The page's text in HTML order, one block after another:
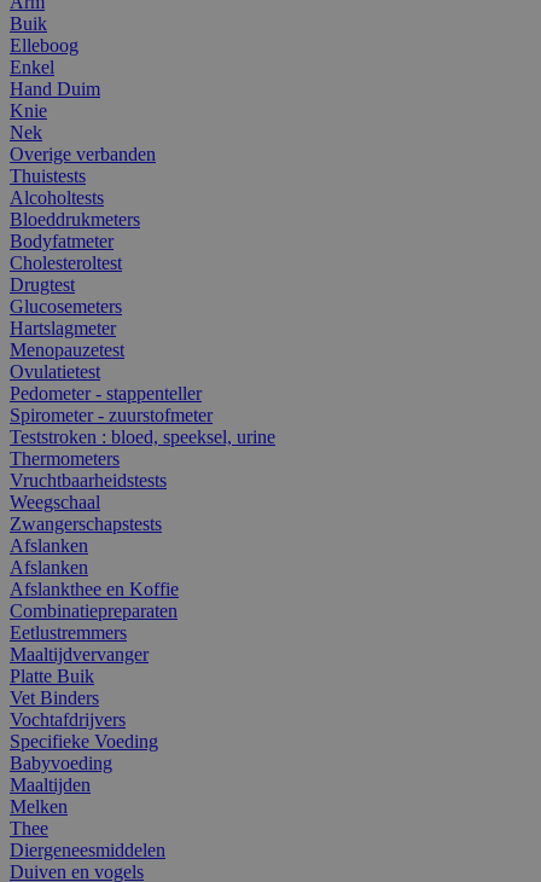
Buik
Elleboog
Enkel
Hand Duim
Knie
Nek
Overige verbanden
Thuistests
Alcoholtests
Bloeddrukmeters
Bodyfatmeter
Cholesteroltest
Drugtest
Glucosemeters
Hartslagmeter
Menopauzetest
Ovulatietest
Pedometer - stappenteller
Spirometer - zuurstofmeter
Teststroken : bloed, speeksel, urine
Thermometers
Vruchtbaarheidstests
Weegschaal
Zwangerschapstests
Afslanken
Afslanken
Afslankthee en Koffie
Combinatiepreparaten
Eetlustremmers
Maaltijdvervanger
Platte Buik
Vet Binders
Vochtafdrijvers
Specifieke Voeding
Babyvoeding
Maaltijden
Melken
Thee
Diergeneesmiddelen
Duiven en vogels